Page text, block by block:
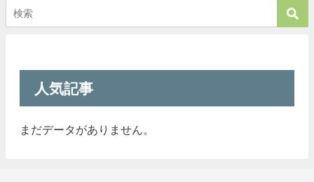
人気記事
まだデータがありません。